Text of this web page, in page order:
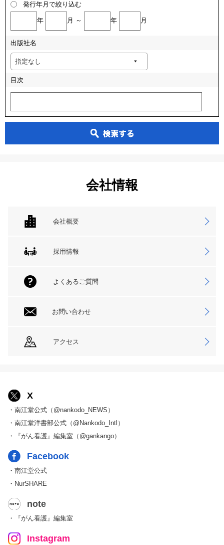
発行年月で絞り込む
年 月 ～ 年 月
出版社名
目次
会社情報
会社概要
採用情報
よくあるご質問
お問い合わせ
アクセス
X
・南江堂公式（@nankodo_NEWS）
・南江堂洋書部公式（@Nankodo_Intl）
・『がん看護』編集室（@gankango）
Facebook
・南江堂公式
・NurSHARE
note
・『がん看護』編集室
Instagram